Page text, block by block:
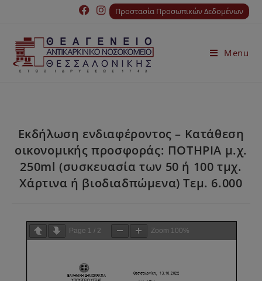
Προστασία Προσωπικών Δεδομένων
Menu
Εκδήλωση ενδιαφέροντος – Κατάθεση
οικονομικής προσφοράς: ΠΟΤΗΡΙΑ μ.χ.
250ml (συσκευασία των 50 ή 100 τμχ.
Χάρτινα ή βιοδιαδπώμενα) Τεμ. 6.000
Page 1 / 2 Zoom 100%